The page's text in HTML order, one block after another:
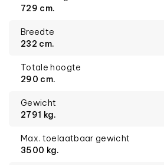
729 cm.
Breedte
232 cm.
Totale hoogte
290 cm.
Gewicht
2791 kg.
Max. toelaatbaar gewicht
3500 kg.